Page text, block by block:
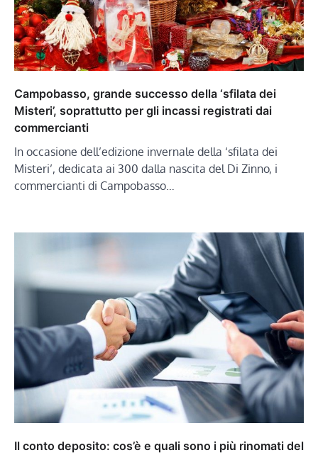
Campobasso, grande successo della ‘sfilata dei
Misteri’, soprattutto per gli incassi registrati dai
commercianti
In occasione dell’edizione invernale della ‘sfilata dei
Misteri’, dedicata ai 300 dalla nascita del Di Zinno, i
commercianti di Campobasso…
Il conto deposito: cos’è e quali sono i più rinomati del